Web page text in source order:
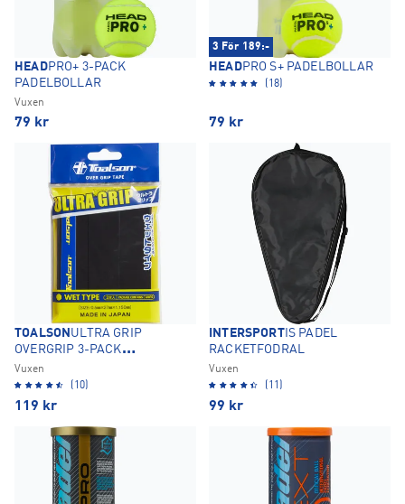
HEADPRO+ 3-PACK
PADELBOLLAR
Vuxen
79 kr
3 För 189:-
HEADPRO S+ PADELBOLLAR
(18)
79 kr
TOALSON ULTRA GRIP
OVERGRIP 3-PACK
GREPPLINDOR
Vuxen
(10)
119 kr
INTERSPORTIS PADEL
RACKETFODRAL
Vuxen
(11)
99 kr